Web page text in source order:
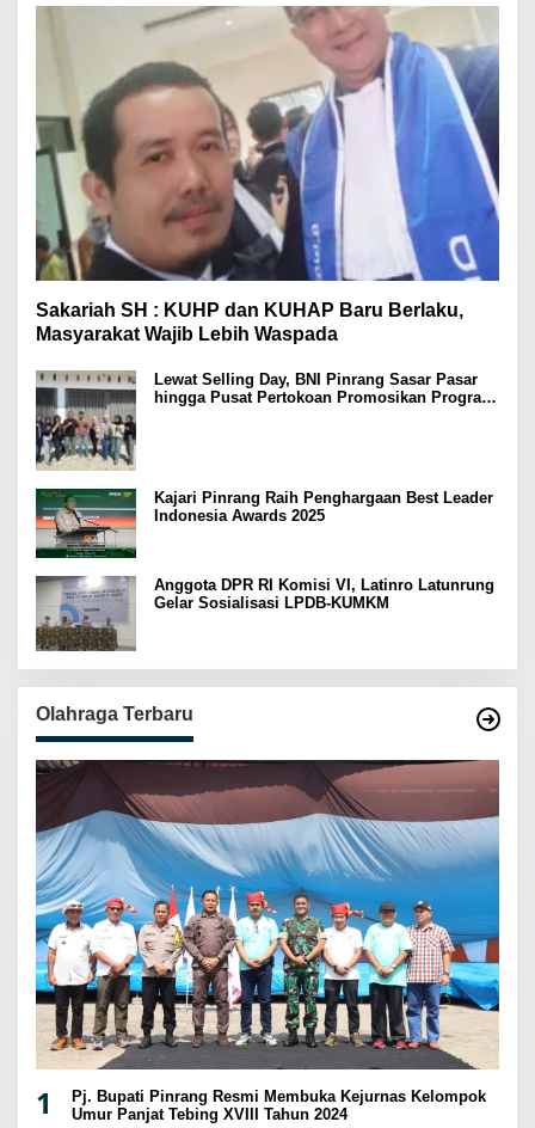
Sakariah SH : KUHP dan KUHAP Baru Berlaku,
Masyarakat Wajib Lebih Waspada
Lewat Selling Day, BNI Pinrang Sasar Pasar
hingga Pusat Pertokoan Promosikan Program
Kajari Pinrang Raih Penghargaan Best Leader
Indonesia Awards 2025
Anggota DPR RI Komisi VI, Latinro Latunrung
Gelar Sosialisasi LPDB-KUMKM
Olahraga Terbaru
1
Pj. Bupati Pinrang Resmi Membuka Kejurnas Kelompok
Umur Panjat Tebing XVIII Tahun 2024